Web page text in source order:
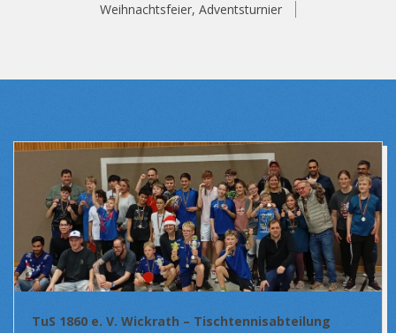
Weihnachtsfeier, Adventsturnier
TuS 1860 e. V. Wickrath – Tischtennisabteilung